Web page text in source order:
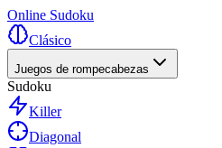
Online Sudoku
Clásico
Juegos de rompecabezas
Sudoku
Killer
Diagonal